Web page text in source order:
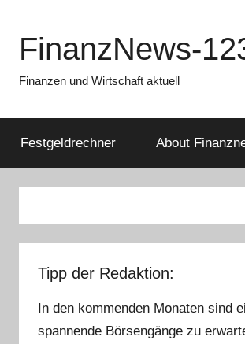
springen
FinanzNews-
Finanzen und Wirtschaft aktuell
Festgeldrechner About
Tipp der Redaktion:
In den kommenden Monaten sind
spannende Börsengänge zu